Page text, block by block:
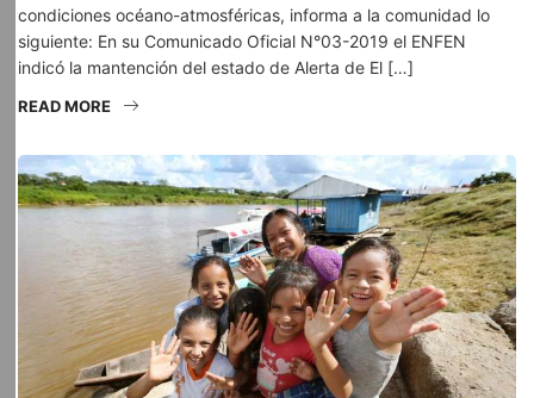
condiciones océano-atmosféricas, informa a la comunidad lo
siguiente: En su Comunicado Oficial N°03-2019 el ENFEN
indicó la mantención del estado de Alerta de El […]
READ MORE